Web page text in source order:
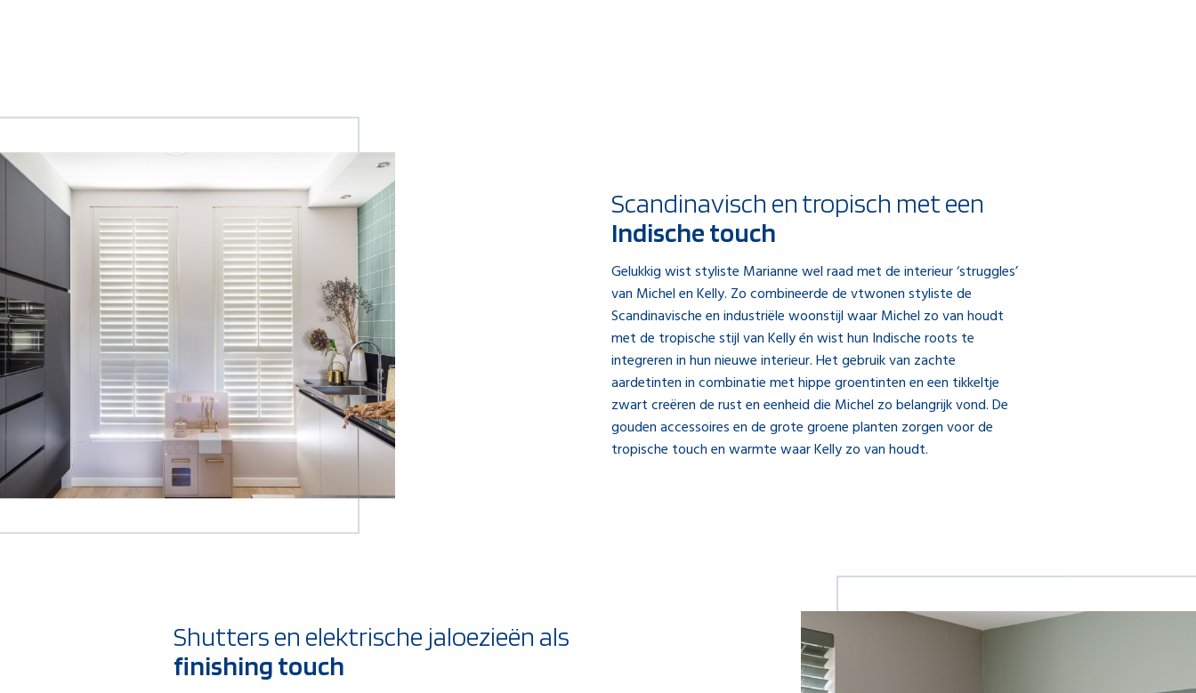
Scandinavisch en tropisch met een
Indische touch
Gelukkig wist styliste Marianne wel raad met de interieur ‘struggles’
van Michel en Kelly. Zo combineerde de vtwonen styliste de
Scandinavische en industriële woonstijl waar Michel zo van houdt
met de tropische stijl van Kelly én wist hun Indische roots te
integreren in hun nieuwe interieur. Het gebruik van zachte
aardetinten in combinatie met hippe groentinten en een tikkeltje
zwart creëren de rust en eenheid die Michel zo belangrijk vond. De
gouden accessoires en de grote groene planten zorgen voor de
tropische touch en warmte waar Kelly zo van houdt.
Shutters en elektrische jaloezieën als
finishing touch